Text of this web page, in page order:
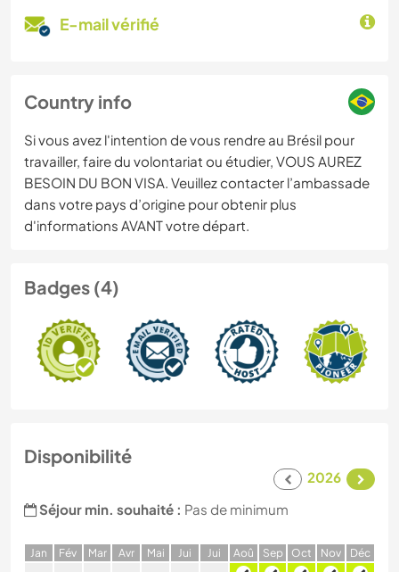
E-mail vérifié
Country info
Si vous avez l'intention de vous rendre au Brésil pour
travailler, faire du volontariat ou étudier, VOUS AUREZ
BESOIN DU BON VISA. Veuillez contacter l’ambassade
dans votre pays d’origine pour obtenir plus
d'informations AVANT votre départ.
Badges (4)
Disponibilité
2026
Séjour min. souhaité : Pas de minimum
Jan Fév Mar Avr Mai Jui Jui Aoû Sep Oct Nov Déc